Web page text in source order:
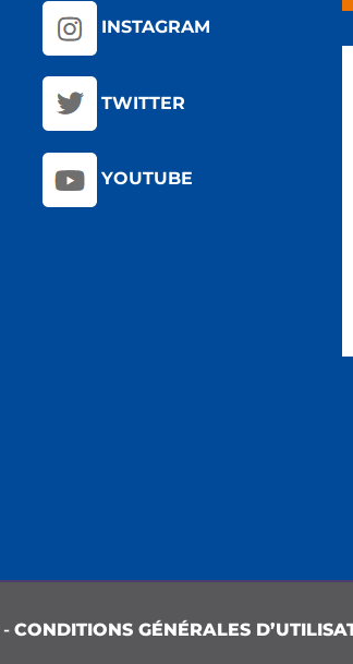
INSTAGRAM
TWITTER
YOUTUBE
- CONDITIONS GÉNÉRALES